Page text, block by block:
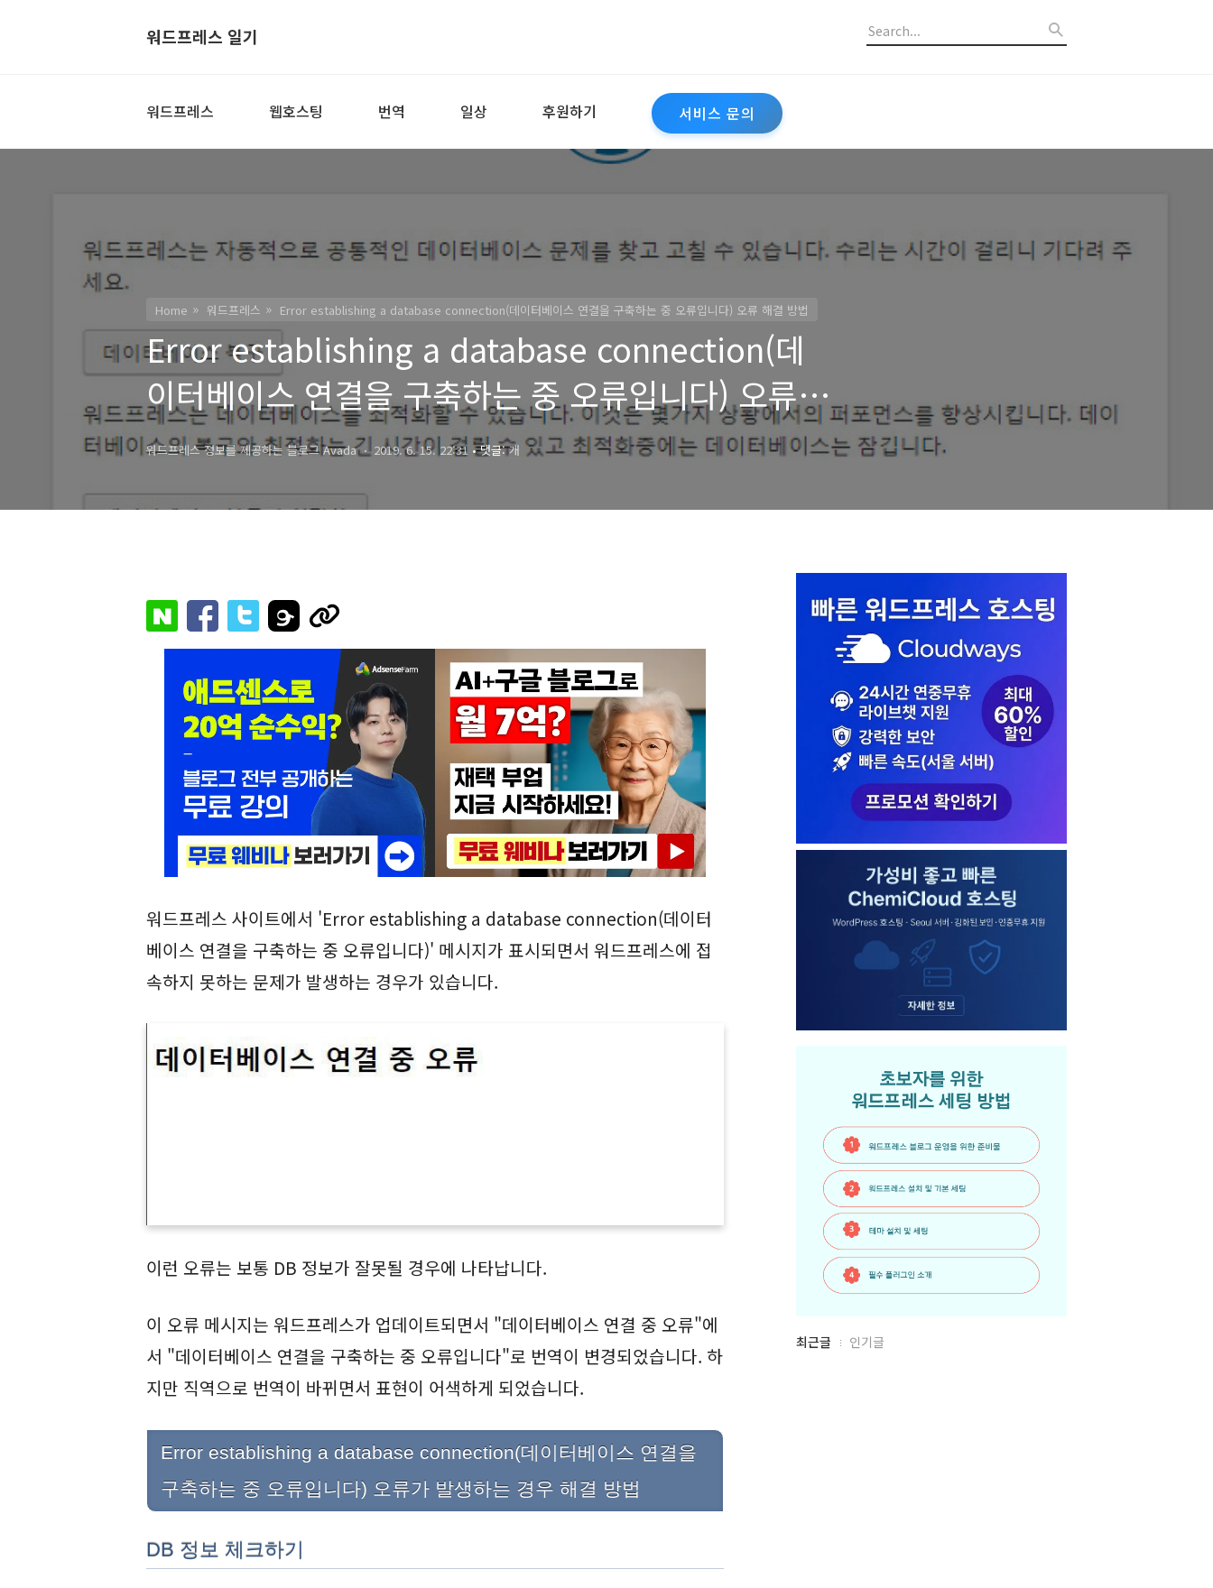
워드프레스 일기
워드프레스 웹호스팅 번역 일상 후원하기 서비스 문의
Home 워드프레스 Error establishing a database connection(데이터베이스 연결을 구축하는 중 오류입니다) 오류 해결 방법
Error establishing a database connection(데
이터베이스 연결을 구축하는 중 오류입니다) 오류
해결 방법
워드프레스 정보를 제공하는 블로그 Avada 2019. 6. 15. 22:31 • 댓글:개
워드프레스 사이트에서 'Error establishing a database connection(데이터
베이스 연결을 구축하는 중 오류입니다)' 메시지가 표시되면서 워드프레스에 접
속하지 못하는 문제가 발생하는 경우가 있습니다.
이런 오류는 보통 DB 정보가 잘못될 경우에 나타납니다.
이 오류 메시지는 워드프레스가 업데이트되면서 "데이터베이스 연결 중 오류"에
서 "데이터베이스 연결을 구축하는 중 오류입니다"로 번역이 변경되었습니다. 하
지만 직역으로 번역이 바뀌면서 표현이 어색하게 되었습니다.
Error establishing a database connection(데이터베이스 연결을
구축하는 중 오류입니다) 오류가 발생하는 경우 해결 방법
DB 정보 체크하기
최
최근글 인기글